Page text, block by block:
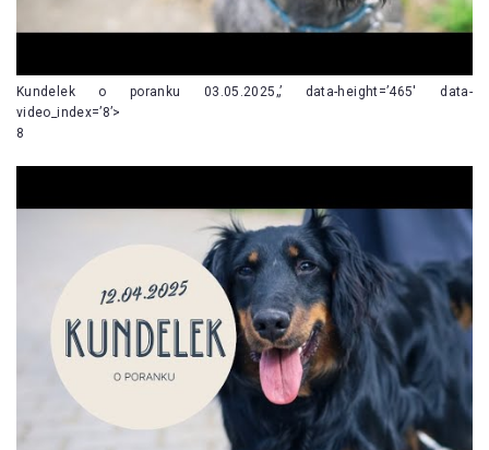
Kundelek o poranku 03.05.2025„’ data-height=’465′ data-
video_index=’8’>
8